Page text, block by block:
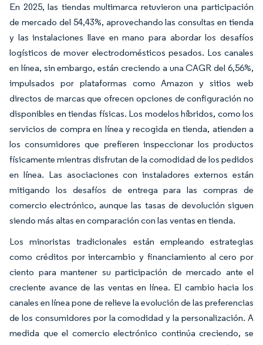
En 2025, las tiendas multimarca retuvieron una participación
de mercado del 54,43%, aprovechando las consultas en tienda
y las instalaciones llave en mano para abordar los desafíos
logísticos de mover electrodomésticos pesados. Los canales
en línea, sin embargo, están creciendo a una CAGR del 6,56%,
impulsados por plataformas como Amazon y sitios web
directos de marcas que ofrecen opciones de configuración no
disponibles en tiendas físicas. Los modelos híbridos, como los
servicios de compra en línea y recogida en tienda, atienden a
los consumidores que prefieren inspeccionar los productos
físicamente mientras disfrutan de la comodidad de los pedidos
en línea. Las asociaciones con instaladores externos están
mitigando los desafíos de entrega para las compras de
comercio electrónico, aunque las tasas de devolución siguen
siendo más altas en comparación con las ventas en tienda.
Los minoristas tradicionales están empleando estrategias
como créditos por intercambio y financiamiento al cero por
ciento para mantener su participación de mercado ante el
creciente avance de las ventas en línea. El cambio hacia los
canales en línea pone de relieve la evolución de las preferencias
de los consumidores por la comodidad y la personalización. A
medida que el comercio electrónico continúa creciendo, se